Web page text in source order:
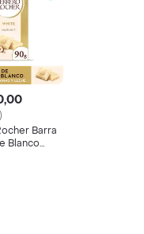
Barra
Blanco